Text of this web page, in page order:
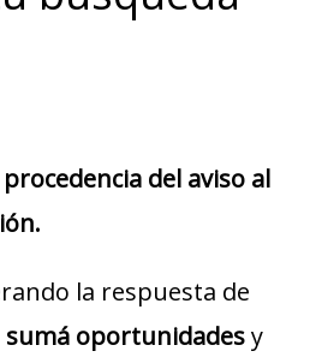
del aviso al
la respuesta de
sumá oportunidadesy